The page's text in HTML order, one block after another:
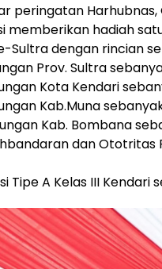
peringatan
memberikan hadiah
Sultra dengan rincian
Prov. Sultra
Kota Kendari
Kab.Muna
Kab. Bombana
dan Ototritas
Tipe A Kelas III Kendari